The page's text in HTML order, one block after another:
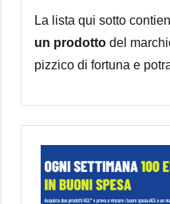
La lista qui sotto
un prodotto del
pizzico di fortuna e